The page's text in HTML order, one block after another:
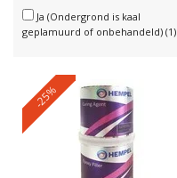
Ja (Ondergrond is kaal
geplamuurd of onbehandeld) (1)
-25%